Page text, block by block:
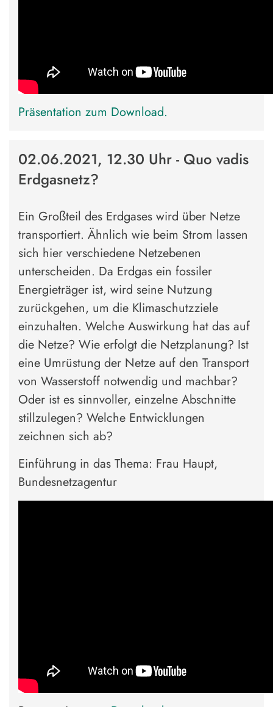
Präsentation zum Download.
02.06.2021, 12.30 Uhr - Quo vadis
Erdgasnetz?
Ein Großteil des Erdgases wird über Netze
transportiert. Ähnlich wie beim Strom lassen
sich hier verschiedene Netzebenen
unterscheiden. Da Erdgas ein fossiler
Energieträger ist, wird seine Nutzung
zurückgehen, um die Klimaschutzziele
einzuhalten. Welche Auswirkung hat das auf
die Netze? Wie erfolgt die Netzplanung? Ist
eine Umrüstung der Netze auf den Transport
von Wasserstoff notwendig und machbar?
Oder ist es sinnvoller, einzelne Abschnitte
stillzulegen? Welche Entwicklungen
zeichnen sich ab?
Einführung in das Thema: Frau Haupt,
Bundesnetzagentur